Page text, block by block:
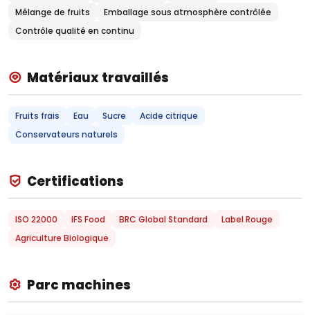
Mélange de fruits
Emballage sous atmosphère contrôlée
Contrôle qualité en continu
Matériaux travaillés
Fruits frais Eau Sucre
Acide citrique
Conservateurs naturels
Certifications
ISO 22000 IFS Food BRC Global Standard
Label Rouge
Agriculture Biologique
Parc machines